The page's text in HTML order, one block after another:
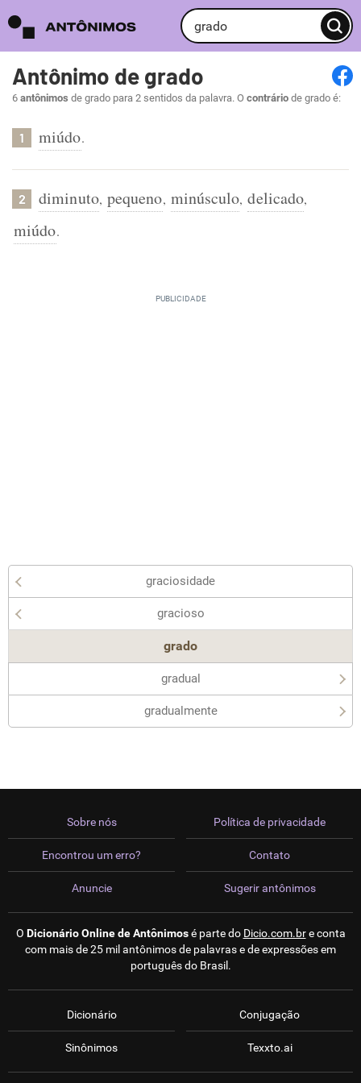
Antônimo de grado
6 antônimos de grado para 2 sentidos da palavra. O contrário de grado é:
1 miúdo.
2 diminuto, pequeno, minúsculo, delicado,
miúdo.
graciosidade
gracioso
grado
gradual
gradualmente
Sobre nós
Encontrou um erro?
Anuncie
Política de privacidade
Contato
Sugerir antônimos
O Dicionário Online de Antônimosé parte do Dicio.com.bre conta
com mais de 25 mil antônimos de palavras e de expressões em
português do Brasil.
Dicionário
Sinônimos
Conjugação
Texxto.ai